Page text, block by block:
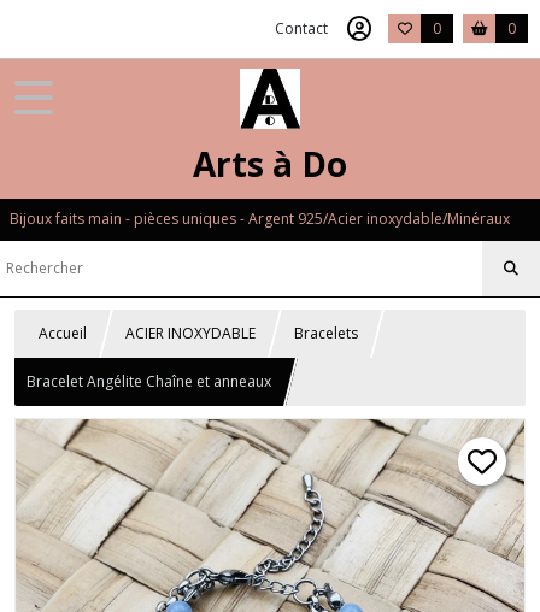
Contact 0 0
Arts à Do
Bijoux faits main - pièces uniques - Argent 925/Acier inoxydable/Minéraux
Accueil ACIER INOXYDABLE Bracelets
Bracelet Angélite Chaîne et anneaux